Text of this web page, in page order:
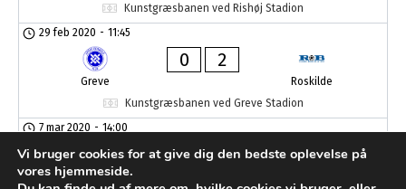
Kunstgræsbanen ved Rishøj Stadion
29 feb 2020 - 11:45
Greve
0 2
Roskilde
Kunstgræsbanen ved Greve Stadion
7 mar 2020 - 14:00
Ringsted
4 2
Vi bruger cookies for at give dig den bedste oplevelse på
vores hjemmeside.